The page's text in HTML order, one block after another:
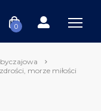
0
morze miłości